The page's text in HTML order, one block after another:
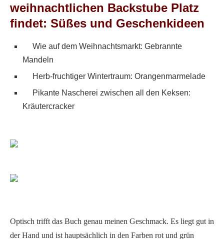
weihnachtlichen Backstube Platz
findet: Süßes und Geschenkideen
Wie auf dem Weihnachtsmarkt: Gebrannte
Mandeln
Herb-fruchtiger Wintertraum: Orangenmarmelade
Pikante Nascherei zwischen all den Keksen:
Kräutercracker
Optisch trifft das Buch genau meinen Geschmack. Es liegt gut in
der Hand und ist hauptsächlich in den Farben rot und grün